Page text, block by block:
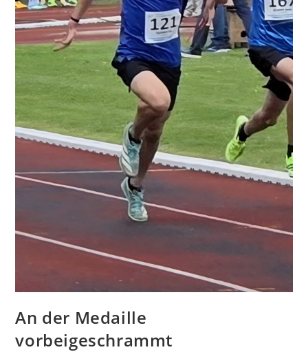
An der Medaille
vorbeigeschrammt